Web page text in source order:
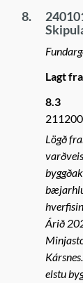
8.
Lagt
8.3
Lögð
Árið
elstu